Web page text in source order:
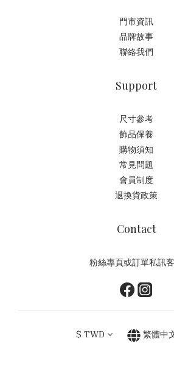
門市資訊
品牌故事
聯絡我們
Support
尺寸參考
飾品保養
購物須知
常見問題
會員制度
退換貨政策
Contact
粉絲專頁或訂單私訊
$ TWD 繁體中